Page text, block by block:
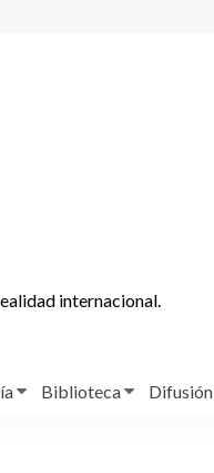
internacional.
Biblioteca Difusión